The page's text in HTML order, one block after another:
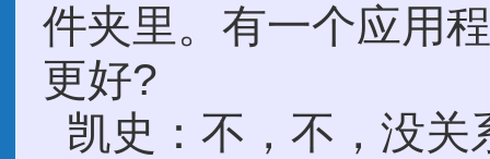
件夹里。有一个应用
更好?
凯史：不，不，没关